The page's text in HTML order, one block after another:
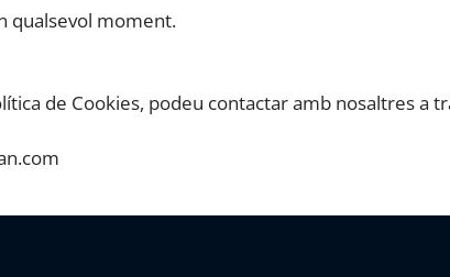
qualsevol moment.
de Cookies, podeu contactar amb nosaltres a